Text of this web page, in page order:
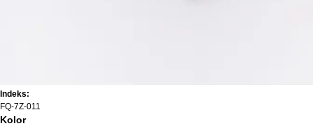
Indeks:
FQ-7Z-011
Kolor